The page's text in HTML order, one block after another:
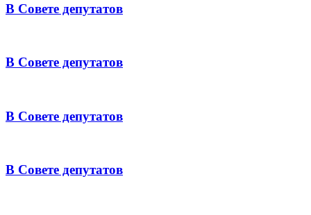
В Совете депутатов
В Совете депутатов
В Совете депутатов
В Совете депутатов